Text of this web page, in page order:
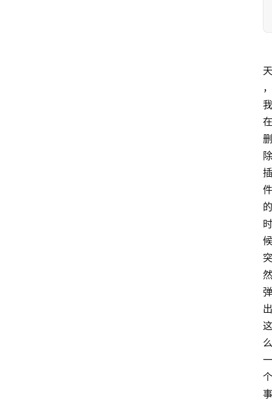
天
，
我
在
删
除
插
件
的
时
候
突
然
弹
出
这
么
一
个
事